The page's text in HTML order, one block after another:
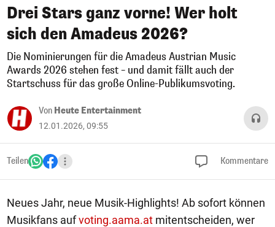
Drei Stars ganz vorne! Wer holt
sich den Amadeus 2026?
Die Nominierungen für die Amadeus Austrian Music
Awards 2026 stehen fest – und damit fällt auch der
Startschuss für das große Online-Publikumsvoting.
Von Heute Entertainment
12.01.2026, 09:55
Teilen Kommentare
Neues Jahr, neue Musik-Highlights! Ab sofort können
Musikfans aufvoting.aama.at mitentscheiden, wer